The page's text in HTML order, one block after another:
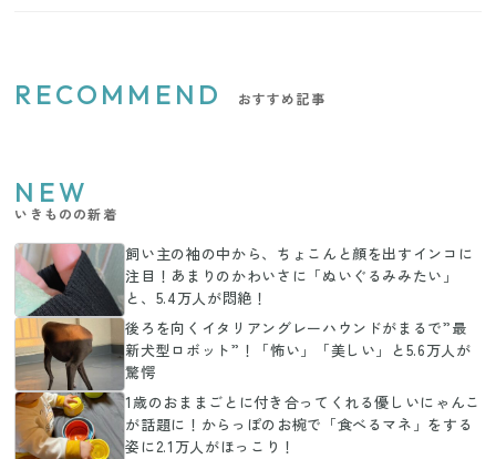
RECOMMEND おすすめ記事
NEW
いきものの新着
飼い主の袖の中から、ちょこんと顔を出すインコに
注目！あまりのかわいさに「ぬいぐるみみたい」
と、5.4万人が悶絶！
後ろを向くイタリアングレーハウンドがまるで”最
新犬型ロボット”！「怖い」「美しい」と5.6万人が
驚愕
1歳のおままごとに付き合ってくれる優しいにゃんこ
が話題に！からっぽのお椀で「食べるマネ」をする
姿に2.1万人がほっこり！